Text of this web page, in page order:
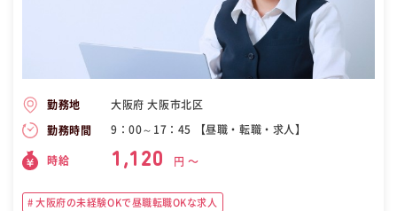
勤務地 大阪府 大阪市北区
勤務時間 9：00～17：45 【昼職・転職・求人】
時給 1,120 円 〜
大阪府の未経験OKで昼職転職OKな求人